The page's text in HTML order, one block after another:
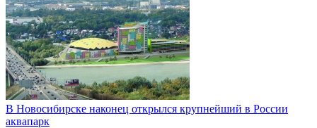
В Новосибирске наконец открылся крупнейший в России
аквапарк